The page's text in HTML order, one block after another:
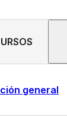
general